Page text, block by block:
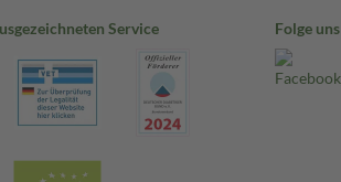
Service Folge uns